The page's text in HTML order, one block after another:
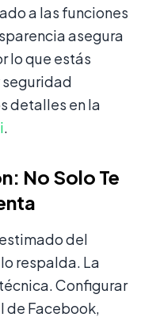
a las funciones
asegura
lo que estás
detalles en la
.
No Solo Te
del
respalda. La
Configurar
de Facebook,